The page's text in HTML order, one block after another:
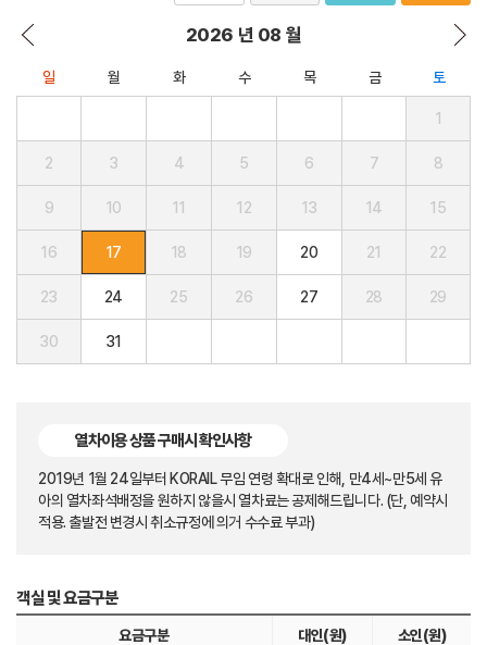
2026 년 08 월
일 월 화 수 목 금 토
1
2 3 4 5 6 7 8
9 10 11 12 13 14 15
16 17 18 19 20 21 22
23 24 25 26 27 28 29
30 31
열차이용 상품 구매시 확인사항
2019년 1월 24일부터 KORAIL 무임 연령 확대로 인해, 만4세~만5세 유
아의 열차좌석배정을 원하지 않을시 열차료는 공제해드립니다. (단, 예약시
적용. 출발전 변경시 취소규정에 의거 수수료 부과)
객실 및 요금구분
요금구분 대인(원) 소인(원)